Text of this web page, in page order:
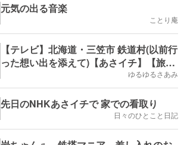
元気の出る音楽
ことり庵
【テレビ】北海道・三笠市 鉄道村(以前行
った想い出を添えて)【あさイチ】【旅
ゆるゆるさあみ
先日のNHKあさイチで 家での看取り
日々のひとこと日記